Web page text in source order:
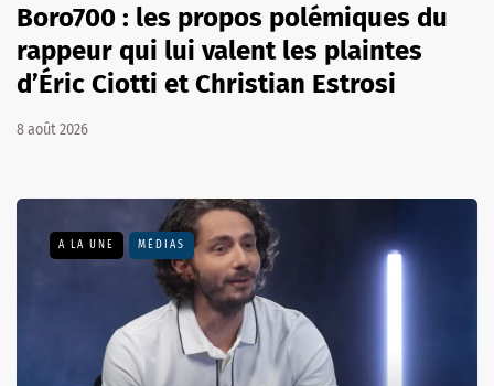
Boro700 : les propos polémiques du
rappeur qui lui valent les plaintes
d’Éric Ciotti et Christian Estrosi
8 août 2026
A LA UNE MÉDIAS